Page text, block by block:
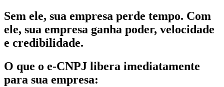
Sem ele, sua empresa perde tempo. Com
ele, sua empresa ganha poder, velocidade
e credibilidade.
O que o e-CNPJ libera imediatamente
para sua empresa: